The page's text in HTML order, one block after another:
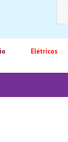
Elétricos